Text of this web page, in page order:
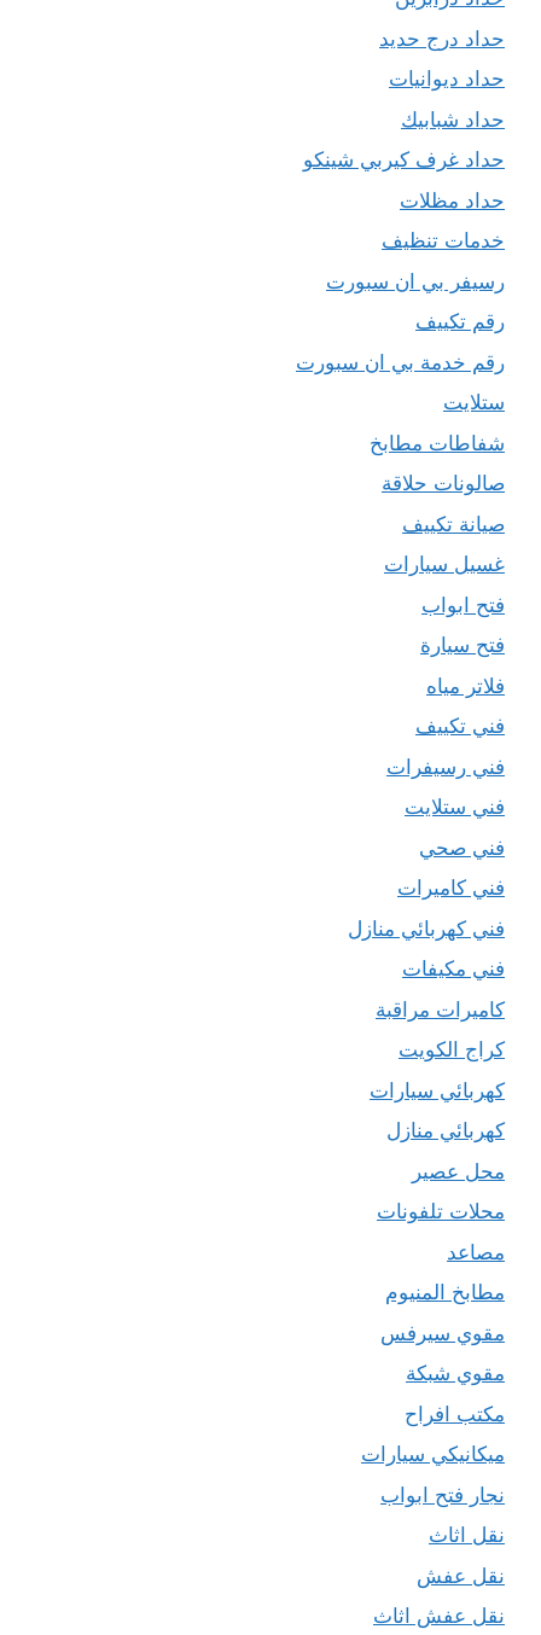
حداد درج حديد
حداد ديوانيات
حداد شبابيك
حداد غرف كيربي شينكو
حداد مظلات
خدمات تنظيف
رسيفر بي ان سبورت
رقم تكييف
رقم خدمة بي ان سبورت
ستلايت
شفاطات مطابخ
صالونات حلاقة
صيانة تكييف
غسيل سيارات
فتح ابواب
فتح سيارة
فلاتر مياه
فني تكييف
فني رسيفرات
فني ستلايت
فني صحي
فني كاميرات
فني كهربائي منازل
فني مكيفات
كاميرات مراقبة
كراج الكويت
كهربائي سيارات
كهربائي منازل
محل عصير
محلات تلفونات
مصاعد
مطابخ المنيوم
مقوي سيرفس
مقوي شبكة
مكتب افراح
ميكانيكي سيارات
نجار فتح ابواب
نقل اثاث
نقل عفش
نقل عفش اثاث